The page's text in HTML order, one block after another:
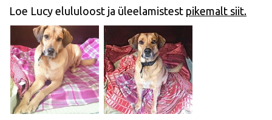
Loe Lucy elululoost ja üleelamistest pikemalt siit.